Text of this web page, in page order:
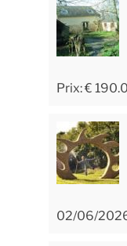
Prix: €
02/06/